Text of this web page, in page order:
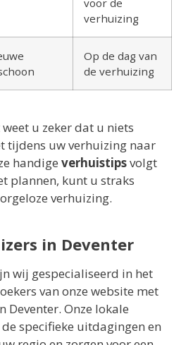
verhuizing
Op de dag van
de verhuizing
u zeker dat u niets
tijdens uw verhuizing naar
handige verhuistipsvolgt
plannen, kunt u straks
verhuizing.
in Deventer
wij gespecialiseerd in het
van onze website met
Deventer. Onze lokale
specifieke uitdagingen en